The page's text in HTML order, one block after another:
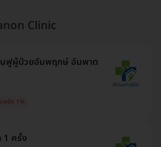
Clinic
นฟูผู้ป่วยอัมพฤกษ์ อัมพาต
ะหยัด 1%
1 ครั้ง